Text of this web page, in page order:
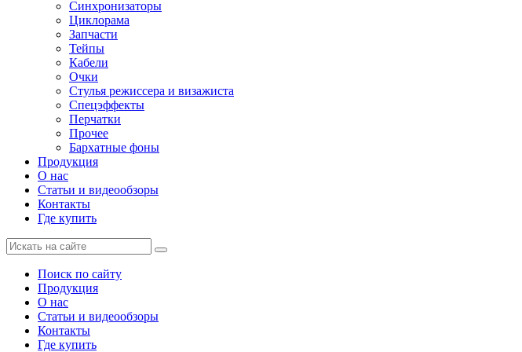
Синхронизаторы
Циклорама
Запчасти
Тейпы
Кабели
Очки
Стулья режиссера и визажиста
Спецэффекты
Перчатки
Прочее
Бархатные фоны
Продукция
О нас
Статьи и видеообзоры
Контакты
Где купить
Поиск по сайту
Продукция
О нас
Статьи и видеообзоры
Контакты
Где купить